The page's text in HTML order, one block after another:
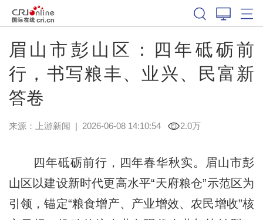
眉山市彭山区：四年砥砺前
行，书写粮丰、业兴、民富新
答卷
来源： 上游新闻 | 2026-06-08 14:10:54 2.0万
四年砥砺前行，四年春华秋实。眉山市彭
山区以建设新时代更高水平“天府粮仓”示范区为
引领，锚定“粮食增产、产业增效、农民增收”核